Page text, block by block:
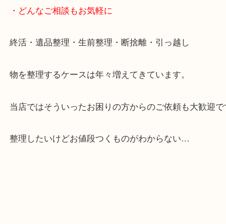
ご成約後の営業電話は一切なし。
お買取後のアンケートやDMなども一切なし。
全国展開のスケールメリットで高額査定！
くお買取りをしています！